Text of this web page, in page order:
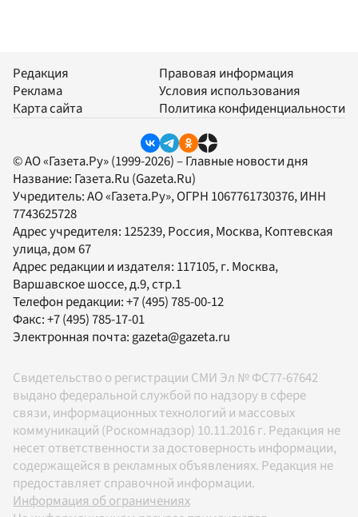
Редакция
Реклама
Карта сайта
Правовая информация
Условия использования
Политика конфиденциальности
© АО «Газета.Ру» (1999-2026) – Главные новости дня
Название: Газета.Ru (Gazeta.Ru)
Учредитель:АО «Газета.Ру», ОГРН 1067761730376, ИНН
7743625728
Адрес учредителя: 125239, Россия, Москва, Коптевская
улица, дом 67
Адрес редакции и издателя: 117105, г. Москва,
Варшавское шоссе, д.9, стр.1
Телефон редакции:+7 (495) 785-00-12
Факс:+7 (495) 785-17-01
Электронная почта:gazeta@gazeta.ru
Свидетельство о регистрации СМИ Эл № ФС77-67642
выдано федеральной службой по надзору в сфере
связи, информационных технологий и массовых
коммуникаций (Роскомнадзор) 10.11.2016 г. Редакция не
несет ответственности за достоверность информации,
содержащейся в рекламных объявлениях. Редакция не
предоставляет справочной информации.
Информация об ограничениях